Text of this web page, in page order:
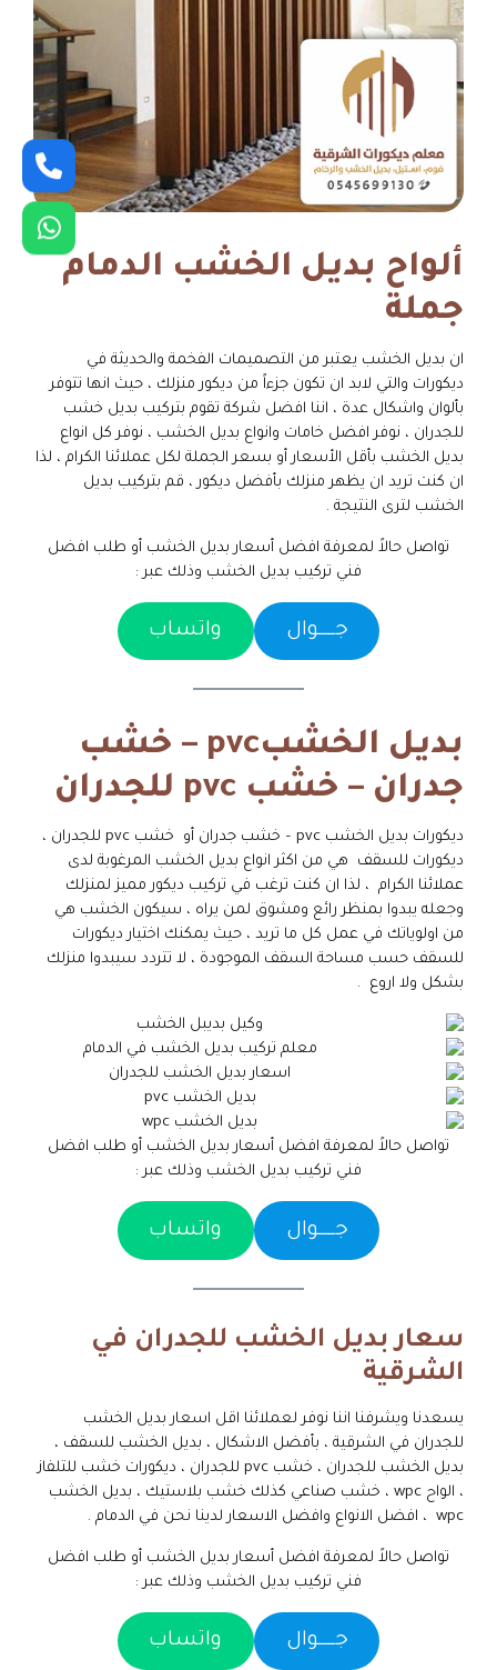
ألواح بديل الخشب الدمام
جملة
ان بديل الخشب يعتبر من التصميمات الفخمة والحديثة في
ديكورات والتي لابد ان تكون جزءاً من ديكور منزلك ، حيث انها تتوفر
بألوان واشكال عدة ، اننا افضل شركة تقوم بتركيب بديل خشب
للجدران ، نوفر افضل خامات وانواع بديل الخشب ، نوفر كل انواع
بديل الخشب بأقل الأسعار أو بسعر الجملة لكل عملائنا الكرام ، لذا
ان كنت تريد ان يظهر منزلك بأفضل ديكور ، قم بتركيب بديل
الخشب لترى النتيجة .
تواصل حالاً لمعرفة افضل أسعار بديل الخشب أو طلب افضل
فني تركيب بديل الخشب وذلك عبر :
جـــــوال واتساب
بديل الخشبpvc – خشب
جدران – خشب pvc للجدران
ديكورات بديل الخشب pvc – خشب جدران أو خشب pvc للجدران ،
ديكورات للسقف هي من اكثر انواع بديل الخشب المرغوبة لدى
عملائنا الكرام ، لذا ان كنت ترغب في تركيب ديكور مميز لمنزلك
وجعله يبدوا بمنظر رائع ومشوق لمن يراه ، سيكون الخشب هي
من اولوياتك في عمل كل ما تريد ، حيث يمكنك اختيار ديكورات
للسقف حسب مساحة السقف الموجودة ، لا تتردد سيبدوا منزلك
بشكل ولا اروع .
تواصل حالاً لمعرفة افضل أسعار بديل الخشب أو طلب افضل
فني تركيب بديل الخشب وذلك عبر :
جـــــوال واتساب
سعار بديل الخشب للجدران في
الشرقية
يسعدنا ويشرفنا اننا نوفر لعملائنا اقل اسعار بديل الخشب
للجدران في الشرقية ، بأفضل الاشكال ، بديل الخشب للسقف ،
بديل الخشب للجدران ، خشب pvc للجدران ، ديكورات خشب للتلفاز
، الواح wpc ، خشب صناعي كذلك خشب بلاستيك ، بديل الخشب
wpc ، افضل الانواع وافضل الاسعار لدينا نحن في الدمام .
تواصل حالاً لمعرفة افضل أسعار بديل الخشب أو طلب افضل
فني تركيب بديل الخشب وذلك عبر :
جـــــوال واتساب